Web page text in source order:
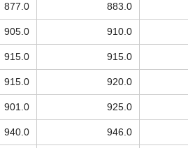
877.0 883.0
905.0 910.0
915.0 915.0
915.0 920.0
901.0 925.0
940.0 946.0